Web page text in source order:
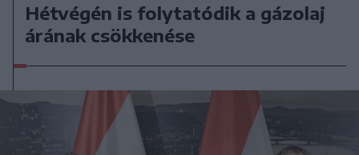
Hétvégén is folytatódik a gázolaj
árának csökkenése